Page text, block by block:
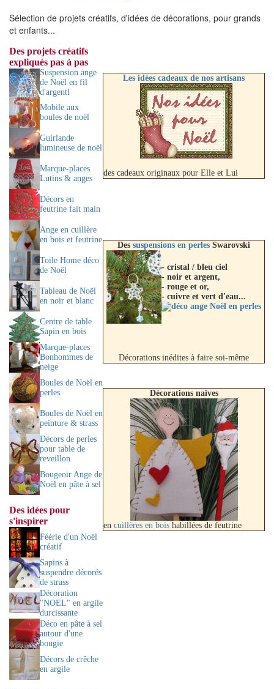
Sélection de projets créatifs, d'idées de décorations, pour grands
et enfants...
Des projets créatifs
expliqués pas à pas
Suspension ange
de Noël en fil
d'argentl
Mobile aux
boules de noël
Guirlande
lumineuse de noël
Marque-places
Lutins & anges
Décors en
feutrine fait main
Ange en cuillère
en bois et feutrine
Toile Home déco
de Noël
Tableau de Noël
en noir et blanc
Centre de table
Sapin en bois
Marque-places
Bonhommes de
neige
Boules de Noël en
perles
Boules de Noël en
peinture & strass
Décors de perles
pour table de
reveillon
Bougeoir Ange de
Noël en pâte à sel
Des idées pour
s'inspirer
Féérie d'un Noël
créatif
Sapins à
suspendre décorés
de strass
Décoration
"NOEL" en argile
durcissante
Déco en pâte à sel
autour d'une
bougie
Décors de crêche
en argile
Les idées cadeaux de nos artisans
des cadeaux originaux pour Elle et Lui
Des suspensions en perles Swarovski
- cristal / bleu ciel
- noir et argent,
- rouge et or,
- cuivre et vert d'eau...
Décorations inédites à faire soi-même
Décorations naïves
en cuillères en bois habillées de feutrine